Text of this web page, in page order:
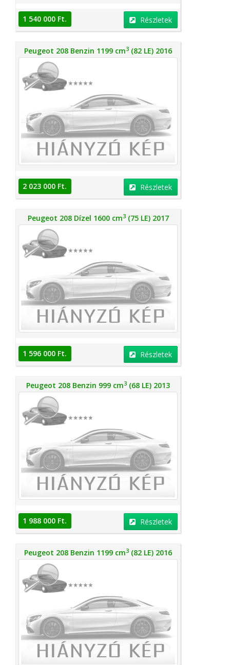
1 540 000 Ft. Részletek
Peugeot 208 Benzin 1199 cm3 (82 LE) 2016
2 023 000 Ft. Részletek
Peugeot 208 Dízel 1600 cm3(75 LE) 2017
1 596 000 Ft. Részletek
Peugeot 208 Benzin 999 cm3 (68 LE) 2013
1 988 000 Ft. Részletek
Peugeot 208 Benzin 1199 cm3 (82 LE) 2016